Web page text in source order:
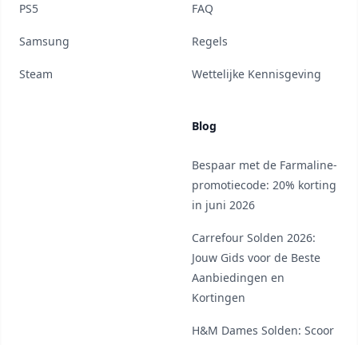
PS5
Samsung
Steam
FAQ
Regels
Wettelijke Kennisgeving
Blog
Bespaar met de Farmaline-
promotiecode: 20% korting
in juni 2026
Carrefour Solden 2026:
Jouw Gids voor de Beste
Aanbiedingen en
Kortingen
H&M Dames Solden: Scoor